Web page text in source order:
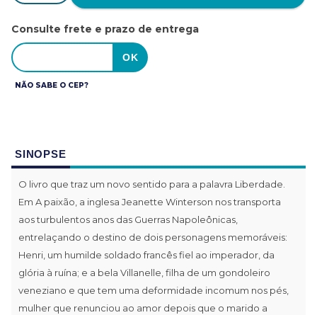
Consulte frete e prazo de entrega
NÃO SABE O CEP?
SINOPSE
O livro que traz um novo sentido para a palavra Liberdade.
Em A paixão, a inglesa Jeanette Winterson nos transporta
aos turbulentos anos das Guerras Napoleônicas,
entrelaçando o destino de dois personagens memoráveis:
Henri, um humilde soldado francês fiel ao imperador, da
glória à ruína; e a bela Villanelle, filha de um gondoleiro
veneziano e que tem uma deformidade incomum nos pés,
mulher que renunciou ao amor depois que o marido a